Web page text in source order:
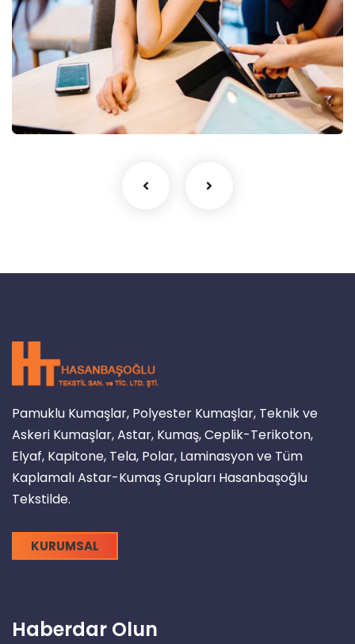
Business Growth
Coaching
Pamuklu Kumaşlar, Polyester Kumaşlar, Teknik ve
Askeri Kumaşlar, Astar, Kumaş, Ceplik-Terikoton,
Elyaf, Kapitone, Tela, Polar, Laminasyon ve Tüm
Kaplamalı Astar-Kumaş Grupları Hasanbaşoğlu
Tekstilde.
KURUMSAL
Haberdar Olun